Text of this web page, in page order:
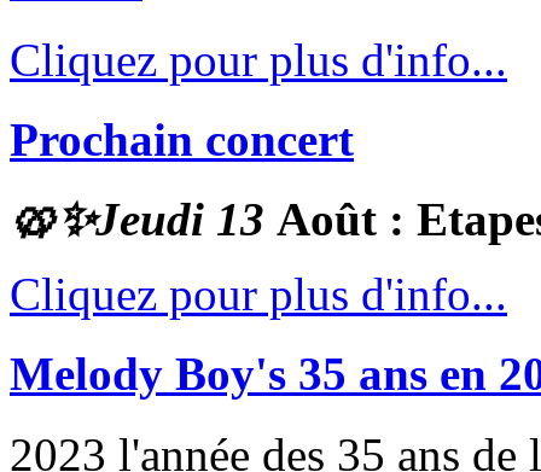
Cliquez pour plus d'info...
Prochain concert
🥨✨Jeudi 13 Août :
Cliquez pour plus d'info...
Melody Boy's 35 ans en
2023 l'année des 35 ans